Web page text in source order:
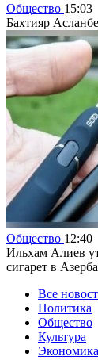
Общество 15:03
Бахтияр
Общество 12:40
Ильхам Алиев
сигарет в
Все
Политика
Общество
Культура
Экономика